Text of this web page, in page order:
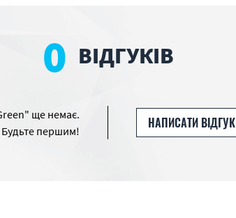
0 ВІДГУКІВ
ще немає.
Будьте першим!
НАПИСАТИ ВІДГУК